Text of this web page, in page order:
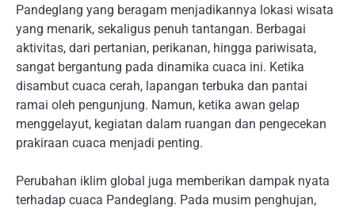
Pandeglang yang beragam menjadikannya lokasi wisata
yang menarik, sekaligus penuh tantangan. Berbagai
aktivitas, dari pertanian, perikanan, hingga pariwisata,
sangat bergantung pada dinamika cuaca ini. Ketika
disambut cuaca cerah, lapangan terbuka dan pantai
ramai oleh pengunjung. Namun, ketika awan gelap
menggelayut, kegiatan dalam ruangan dan pengecekan
prakiraan cuaca menjadi penting.
Perubahan iklim global juga memberikan dampak nyata
terhadap cuaca Pandeglang. Pada musim penghujan,